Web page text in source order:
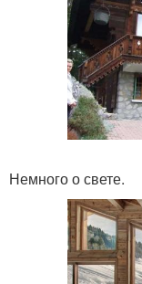
Немного о свете.